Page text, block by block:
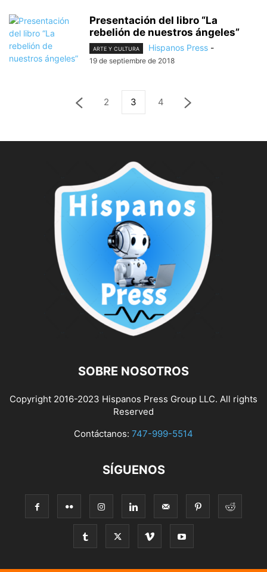
Presentación del libro “La
rebelión de nuestros ángeles”
ARTE Y CULTURA Hispanos Press -
19 de septiembre de 2018
2 3 4
SOBRE NOSOTROS
Copyright 2016-2023 Hispanos Press Group LLC. All rights
Reserved
Contáctanos: 747-999-5514
SÍGUENOS